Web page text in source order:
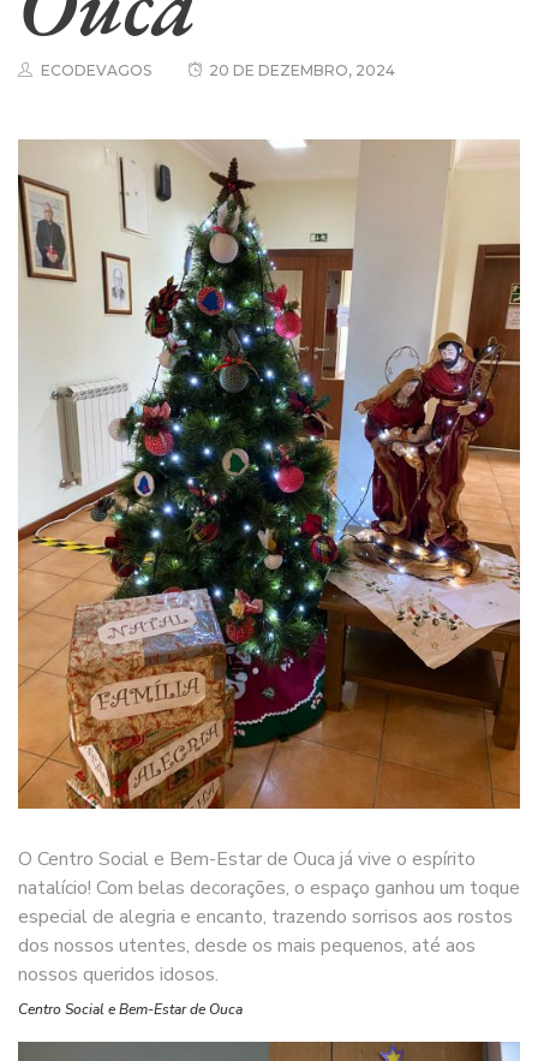
ECODEVAGOS 20 DE DEZEMBRO, 2024
O Centro Social e Bem-Estar de Ouca já vive o espírito
natalício! Com belas decorações, o espaço ganhou um toque
especial de alegria e encanto, trazendo sorrisos aos rostos
dos nossos utentes, desde os mais pequenos, até aos
nossos queridos idosos.
Centro Social e Bem-Estar de Ouca